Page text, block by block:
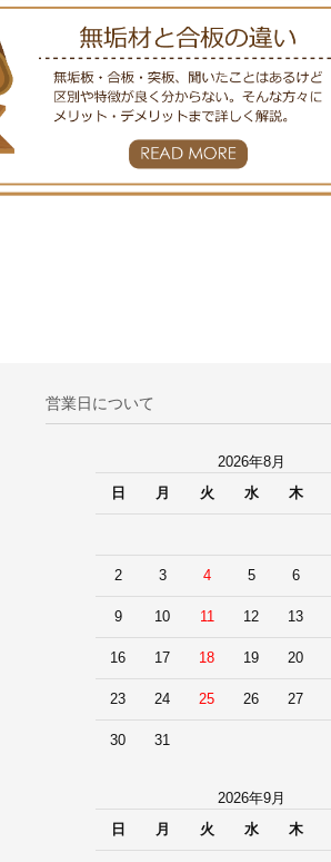
営業日について
2026年8月
日
月 火 水 木
2 3 4 5 6
9 10 11 12 13
16 17 18 19 20
23 24 25 26 27
30 31
2026年9月
日
月 火 水 木